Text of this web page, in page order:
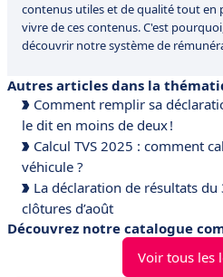
contenus utiles et de qualité tout en
vivre de ces contenus. C'est
découvrir notre système de
Autres articles dans la
Comment remplir sa
le dit en moins de deux !
Calcul TVS 2025 : comment
véhicule ?
La déclaration de résultats
clôtures d’août
Découvrez notre catalogue
Voir tous les